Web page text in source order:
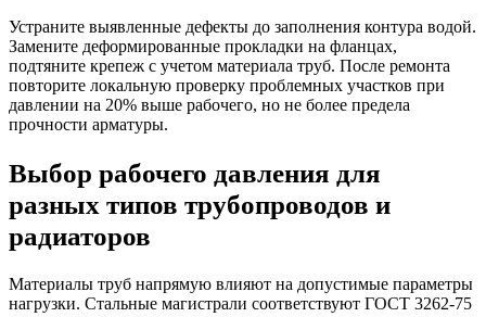
Устраните выявленные дефекты до заполнения контура водой.
Замените деформированные прокладки на фланцах,
подтяните крепеж с учетом материала труб. После ремонта
повторите локальную проверку проблемных участков при
давлении на 20% выше рабочего, но не более предела
прочности арматуры.
Выбор рабочего давления для
разных типов трубопроводов и
радиаторов
Материалы труб напрямую влияют на допустимые параметры
нагрузки. Стальные магистрали соответствуют ГОСТ 3262-75